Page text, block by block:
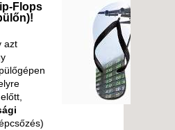
Flops
azt